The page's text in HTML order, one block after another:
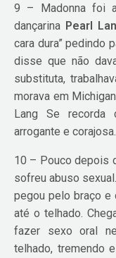
9 – Madonna foi
dançarina Pearl
cara dura” pedindo
disse que não
substituta,
morava em
Lang Se recorda
arrogante e corajosa.
10 – Pouco depois
sofreu abuso
pegou pelo braço e
até o telhado.
fazer sexo oral
telhado, tremendo